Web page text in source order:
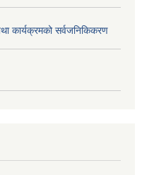
कार्यक्रमको सर्वजनिकिकरण